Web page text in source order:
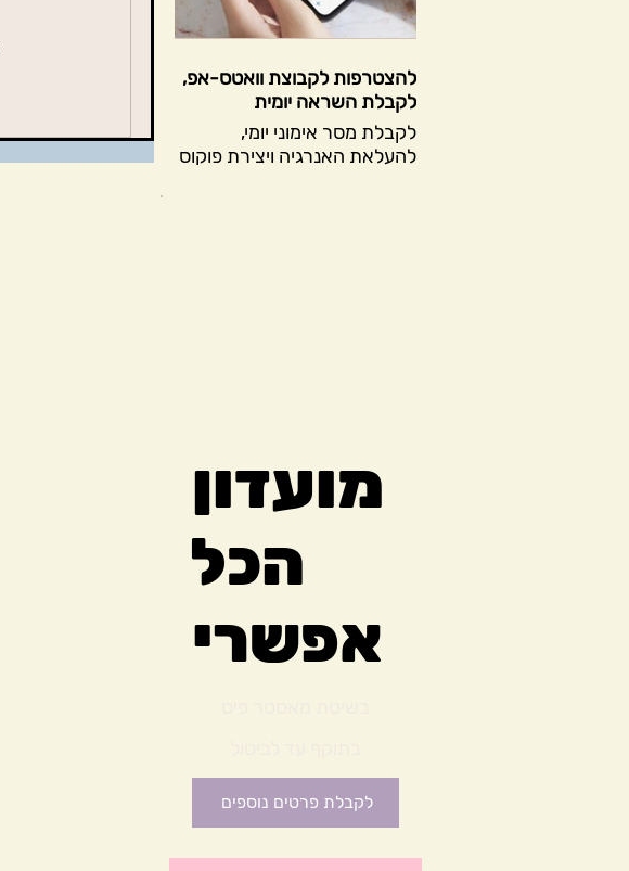
להצטרפות לקבוצת וואטס-אפ,
לקבלת השראה יומית
לקבלת מסר אימוני יומי,
להעלאת האנרגיה ויצירת פוקוס
מועדון
הכל
אפשרי
לקבלת פרטים נוספים